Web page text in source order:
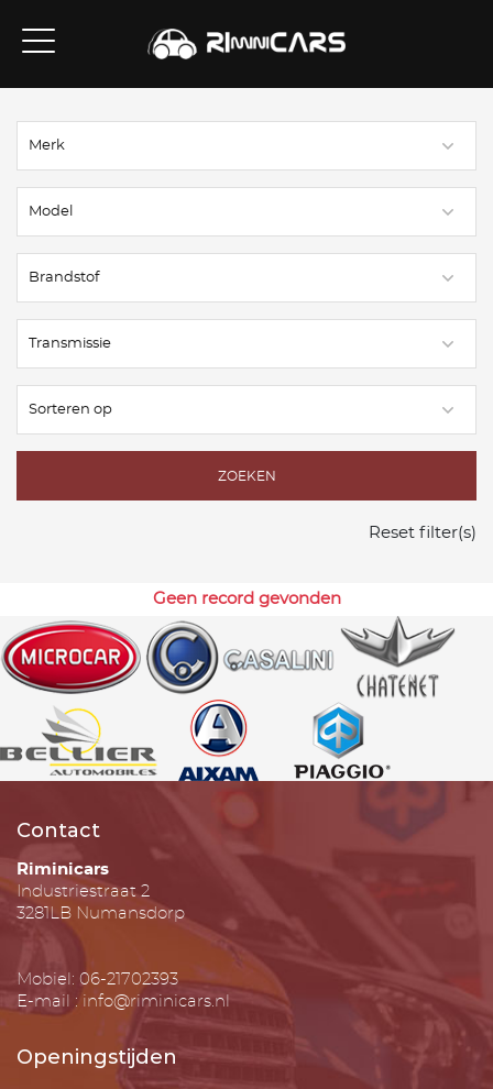
ZOEKEN
Reset filter(s)
Geen record gevonden
Contact
Riminicars
Industriestraat 2
3281LB Numansdorp
Mobiel: 06-21702393
E-mail : info@riminicars.nl
Openingstijden